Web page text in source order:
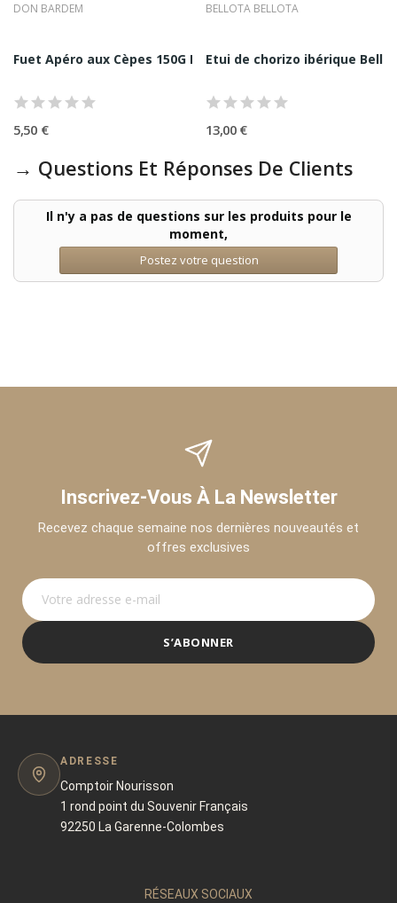
100G
DON BARDEM
Fuet Apéro aux Cèpes 150G Don Bardem
5,50 €
BELLOTA BELLOTA
Etui de chorizo ibérique
13,00 €
→ Questions Et Réponses De Clients
Il n'y a pas de questions sur les produits pour le
moment,
Postez votre question
Inscrivez-Vous À La Newsletter
Recevez chaque semaine nos dernières nouveautés et
offres exclusives
S’ABONNER
ADRESSE
Comptoir Nourisson
1 rond point du Souvenir Français
92250 La Garenne-Colombes
RÉSEAUX SOCIAUX